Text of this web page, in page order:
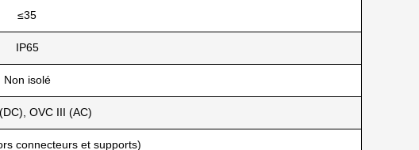
≤35
IP65
Non isolé
OVC III (AC)
connecteurs et supports)